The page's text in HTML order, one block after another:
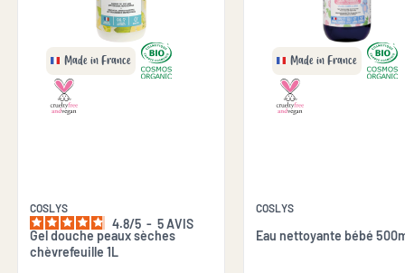
Made in France
COSLYS
4.8/5 - 5AVIS
Gel douche peaux sèches
chèvrefeuille 1L
Made in France
COSLYS
Eau nettoyante bébé